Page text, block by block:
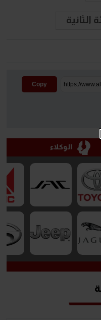
الثانية
Copy
الوكلاء